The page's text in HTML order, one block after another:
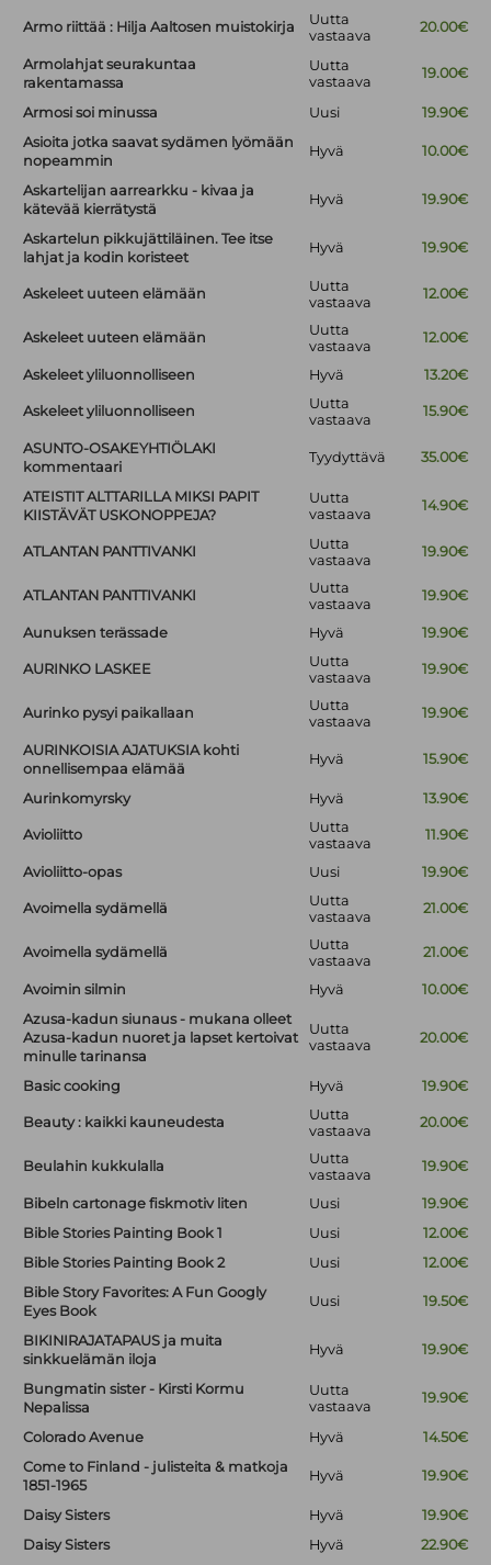
Armo riittää : Hilja Aaltosen muistokirja
Uutta
vastaava
20.00€
Armolahjat seurakuntaa
rakentamassa
Uutta
vastaava
19.00€
Armosi soi minussa Uusi
19.90€
Asioita jotka saavat sydämen lyömään
nopeammin
Hyvä 10.00€
Askartelijan aarrearkku - kivaa ja
kätevää kierrätystä
Hyvä 19.90€
Askartelun pikkujättiläinen. Tee itse
lahjat ja kodin koristeet
Hyvä 19.90€
Askeleet uuteen elämään
Uutta
vastaava
12.00€
Askeleet uuteen elämään
Uutta
vastaava
12.00€
Askeleet yliluonnolliseen Hyvä 13.20€
Askeleet yliluonnolliseen
Uutta
vastaava
15.90€
ASUNTO-OSAKEYHTIÖLAKI
kommentaari
Tyydyttävä 35.00€
ATEISTIT ALTTARILLA MIKSI PAPIT
KIISTÄVÄT USKONOPPEJA?
Uutta
vastaava
14.90€
ATLANTAN PANTTIVANKI
Uutta
vastaava
19.90€
ATLANTAN PANTTIVANKI
Uutta
vastaava
19.90€
Aunuksen terässade Hyvä 19.90€
AURINKO LASKEE
Uutta
vastaava
19.90€
Aurinko pysyi paikallaan
Uutta
vastaava
19.90€
AURINKOISIA AJATUKSIA kohti
onnellisempaa elämää
Hyvä 15.90€
Aurinkomyrsky Hyvä 13.90€
Avioliitto
Uutta
vastaava
11.90€
Avioliitto-opas Uusi 19.90€
Avoimella sydämellä
Uutta
vastaava
21.00€
Avoimella sydämellä
Uutta
vastaava
21.00€
Avoimin silmin Hyvä
10.00€
Azusa-kadun siunaus - mukana olleet
Azusa-kadun nuoret ja lapset kertoivat
minulle tarinansa
Uutta
vastaava
20.00€
Basic cooking Hyvä 19.90€
Beauty : kaikki kauneudesta
Uutta
vastaava
20.00€
Beulahin kukkulalla
Uutta
vastaava
19.90€
Bibeln cartonage fiskmotiv liten Uusi
19.90€
Bible Stories Painting Book 1
Uusi
12.00€
Bible Stories Painting Book 2
Uusi
12.00€
Bible Story Favorites: A Fun Googly
Eyes Book
Uusi 19.50€
BIKINIRAJATAPAUS ja muita
sinkkuelämän iloja
Hyvä 19.90€
Bungmatin sister - Kirsti Kormu
Nepalissa
Uutta
vastaava
19.90€
Colorado Avenue Hyvä
14.50€
Come to Finland - julisteita & matkoja
1851-1965
Hyvä 19.90€
Daisy Sisters Hyvä
19.90€
Daisy Sisters
Hyvä
22.90€